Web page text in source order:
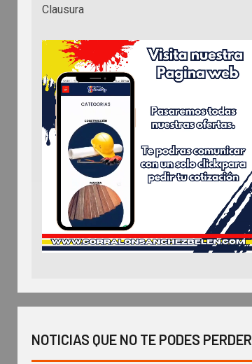
Clausura
NOTICIAS QUE NO TE PODES PERDER